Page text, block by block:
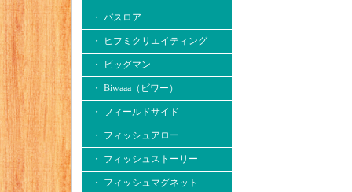
・ バスロア
・ ヒフミクリエイティング
・ ビッグマン
・ Biwaaa（ビワー）
・ フィールドサイド
・ フィッシュアロー
・ フィッシュストーリー
・ フィッシュマグネット